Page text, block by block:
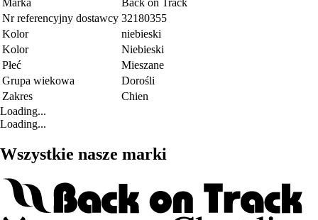
Marka
Back on Track
Nr referencyjny dostawcy 32180355
Kolor
niebieski
Kolor
Niebieski
Płeć
Mieszane
Grupa wiekowa
Dorośli
Zakres
Chien
Loading...
Loading...
Wszystkie nasze marki